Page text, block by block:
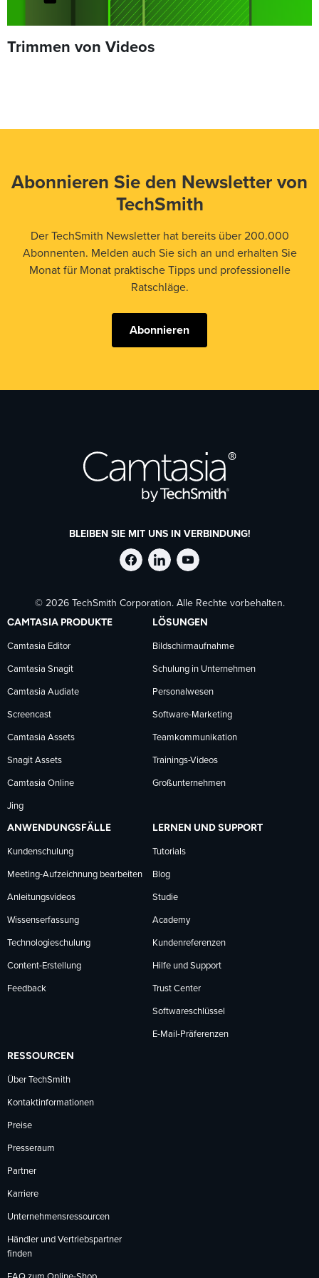
Trimmen von Videos
Abonnieren Sie den Newsletter von
TechSmith
Der TechSmith Newsletter hat bereits über 200.000
Abonnenten. Melden auch Sie sich an und erhalten Sie
Monat für Monat praktische Tipps und professionelle
Ratschläge.
Abonnieren
BLEIBEN SIE MIT UNS IN VERBINDUNG!
TechSmith
auf
Facebook
folgen
TechSmith
auf
LinkedIn
folgen
TechSmith
auf
YouTube
folgen
© 2026 TechSmith Corporation. Alle Rechte vorbehalten.
CAMTASIA PRODUKTE
Camtasia Editor
Camtasia Snagit
Camtasia Audiate
Screencast
Camtasia Assets
Snagit Assets
Camtasia Online
Jing
LÖSUNGEN
Bildschirmaufnahme
Schulung in Unternehmen
Personalwesen
Software-Marketing
Teamkommunikation
Trainings-Videos
Großunternehmen
ANWENDUNGSFÄLLE
Kundenschulung
Meeting-Aufzeichnung bearbeiten
Anleitungsvideos
Wissenserfassung
Technologieschulung
Content-Erstellung
Feedback
LERNEN UND SUPPORT
Tutorials
Blog
Studie
Academy
Kundenreferenzen
Hilfe und Support
Trust Center
Softwareschlüssel
E-Mail-Präferenzen
RESSOURCEN
Über TechSmith
Kontaktinformationen
Preise
Presseraum
Partner
Karriere
Unternehmensressourcen
Händler und Vertriebspartner
finden